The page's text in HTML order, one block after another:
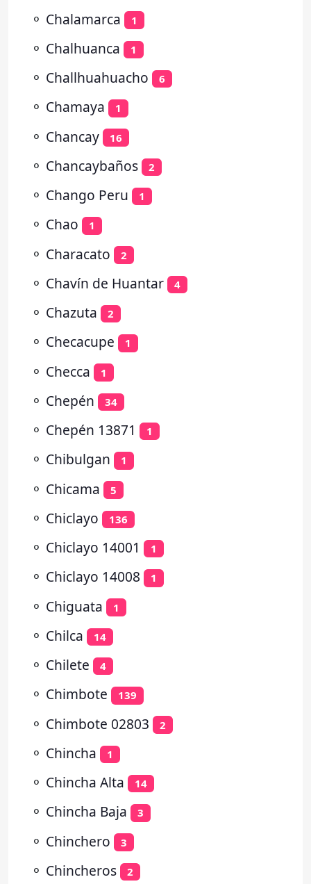
⚬ Chalamarca 1
⚬ Chalhuanca 1
⚬ Challhuahuacho 6
⚬ Chamaya 1
⚬ Chancay 16
⚬ Chancaybaños 2
⚬ Chango Peru 1
⚬ Chao 1
⚬ Characato 2
⚬ Chavín de Huantar 4
⚬ Chazuta 2
⚬ Checacupe 1
⚬ Checca 1
⚬ Chepén 34
⚬ Chepén 13871 1
⚬ Chibulgan 1
⚬ Chicama 5
⚬ Chiclayo 136
⚬ Chiclayo 14001 1
⚬ Chiclayo 14008 1
⚬ Chiguata 1
⚬ Chilca 14
⚬ Chilete 4
⚬ Chimbote 139
⚬ Chimbote 02803 2
⚬ Chincha 1
⚬ Chincha Alta 14
⚬ Chincha Baja 3
⚬ Chinchero 3
⚬ Chincheros 2